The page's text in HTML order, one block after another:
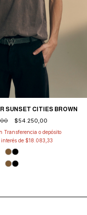
SUNSET CITIES BROWN
$54.250,00
Transferencia o depósito
de $18.083,33